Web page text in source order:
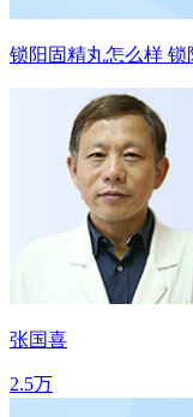
锁阳固精丸怎么样 锁
张国喜
2.5万